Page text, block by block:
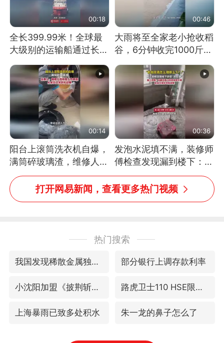
00:18
全长399.99米！全球最
大级别的运输船通过长江
00:46
大雨将至全家老小抢收稻
谷，6分钟收完1000斤，
00:14
阳台上滚筒洗衣机自爆，
满筒碎玻璃渣，维修人员
称是人为原因，从未见过
洗衣机自爆
00:36
发泡水泥填不满，装修师
傅检查发现漏到楼下：出
风口未延伸到外墙
打开网易新闻，查看更多热门视频
热门搜索
我国发现稀散金属独立新矿物——乌斯河锗矿 部分银行上调存款利率
小沈阳加盟《披荆斩棘》 路虎卫士110 HSE限时降价
上海暴雨已致多处积水 朱一龙的鼻子怎么了